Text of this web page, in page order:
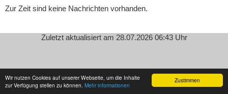
Zustimmen
Wir nutzen Cookies auf unserer Webseite, um die Inhalte
zur Verfügung stellen zu können. Mehr informationen
Zur Zeit sind keine Nachrichten vorhanden.
Zuletzt aktualisiert am 28.07.2026 06:43 Uhr